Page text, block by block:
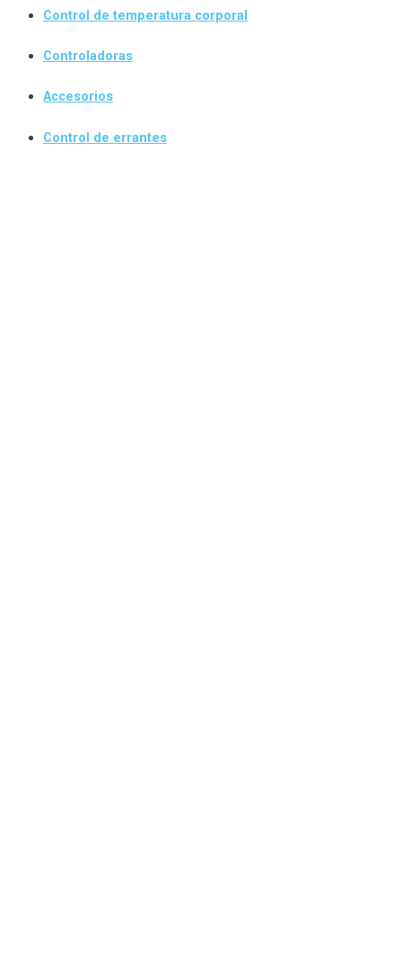
Control de temperatura corporal
Controladoras
Accesorios
Control de errantes